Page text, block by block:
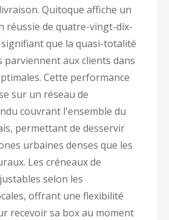
Quitoque affiche un
réussie de quatre-vingt-dix-
que la quasi-totalité
parviennent aux clients dans
Cette performance
sur un réseau de
couvrant l'ensemble du
permettant de desservir
urbaines denses que les
Les créneaux de
selon les
offrant une flexibilité
recevoir sa box au moment